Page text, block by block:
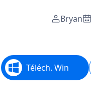
Bryan
Téléch. Win